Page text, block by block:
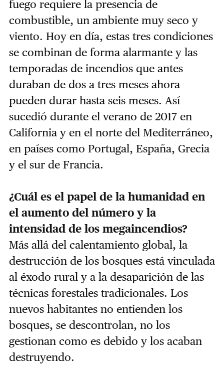
fuego requiere la presencia de
combustible, un ambiente muy seco y
viento. Hoy en día, estas tres condiciones
se combinan de forma alarmante y las
temporadas de incendios que antes
duraban de dos a tres meses ahora
pueden durar hasta seis meses. Así
sucedió durante el verano de 2017 en
California y en el norte del Mediterráneo,
en países como Portugal, España, Grecia
y el sur de Francia.
¿Cuál es el papel de la humanidad en
el aumento del número y la
intensidad de los megaincendios?
Más allá del calentamiento global, la
destrucción de los bosques está vinculada
al éxodo rural y a la desaparición de las
técnicas forestales tradicionales. Los
nuevos habitantes no entienden los
bosques, se descontrolan, no los
gestionan como es debido y los acaban
destruyendo.